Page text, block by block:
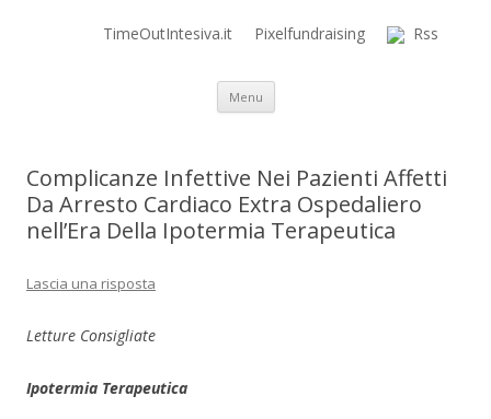
Time Out Intensiva Blog
il tempo e la memoria in terapia intensiva
TimeOutIntesiva.it Pixelfundraising Rss
Menu Vai al contenuto
Complicanze Infettive Nei Pazienti Affetti
Da Arresto Cardiaco Extra Ospedaliero
nell’Era Della Ipotermia Terapeutica
Lascia una risposta
Letture Consigliate
Ipotermia Terapeutica